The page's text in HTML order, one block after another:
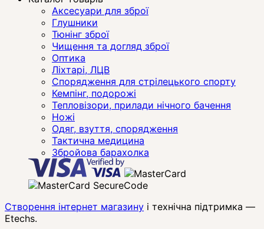
Аксесуари для зброї
Глушники
Тюнінг зброї
Чищення та догляд зброї
Оптика
Ліхтарі, ЛЦВ
Спорядження для стрілецького спорту
Кемпінг, подорожі
Тепловізори, прилади нічного бачення
Ножі
Одяг, взуття, спорядження
Тактична медицина
Збройова барахолка
Створення інтернет магазину і технічна підтримка —
Etechs.